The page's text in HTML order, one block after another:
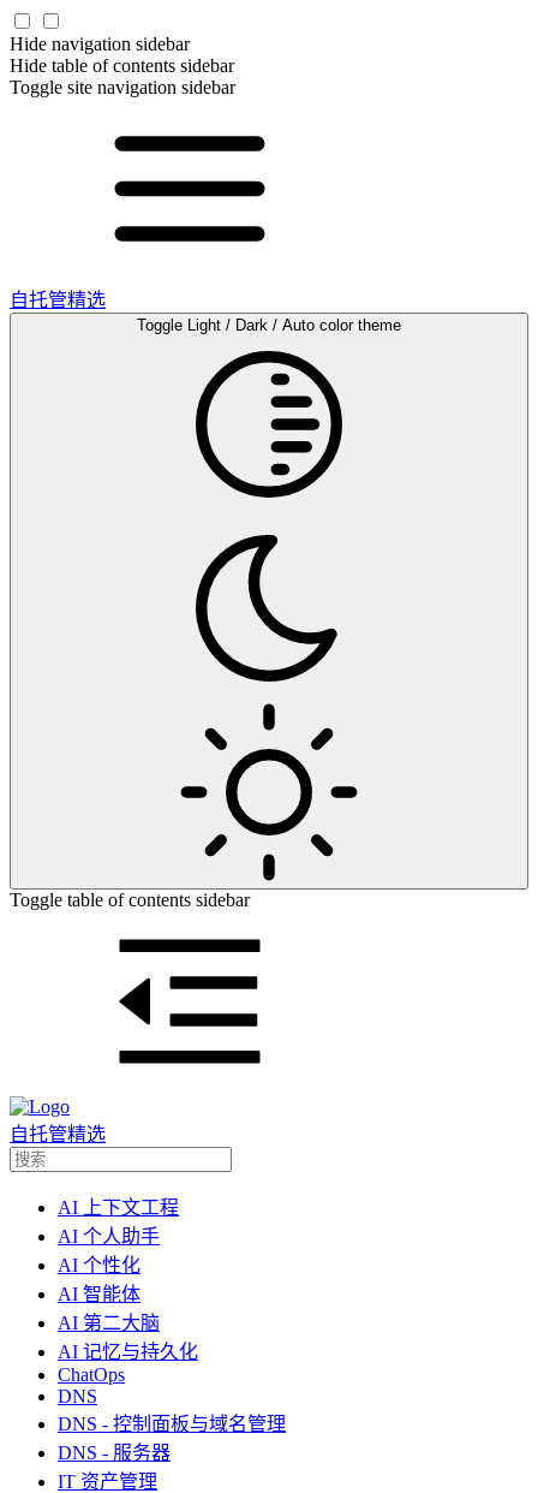
Hide navigation sidebar
Hide table of contents sidebar
Toggle site navigation sidebar
自托管精选
Toggle Light / Dark / Auto color theme
Toggle table of contents sidebar
自托管精选
AI 上下文工程
AI 个人助手
AI 个性化
AI 智能体
AI 第二大脑
AI 记忆与持久化
ChatOps
DNS
DNS - 控制面板与域名管理
DNS - 服务器
IT 资产管理